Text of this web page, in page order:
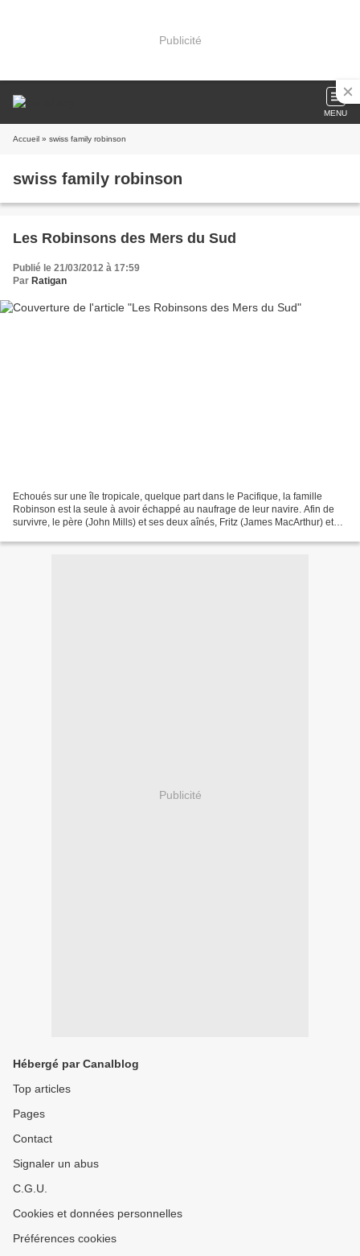
Publicité
MENU
Accueil » swiss family robinson
swiss family robinson
Les Robinsons des Mers du Sud
Publié le 21/03/2012 à 17:59
Par Ratigan
Echoués sur une île tropicale, quelque part dans le Pacifique, la famille
Robinson est la seule à avoir échappé au naufrage de leur navire. Afin de
survivre, le père (John Mills) et ses deux aînés, Fritz (James MacArthur) et
Publicité
Hébergé par Canalblog
Top articles
Pages
Contact
Signaler un abus
C.G.U.
Cookies et données personnelles
Préférences cookies